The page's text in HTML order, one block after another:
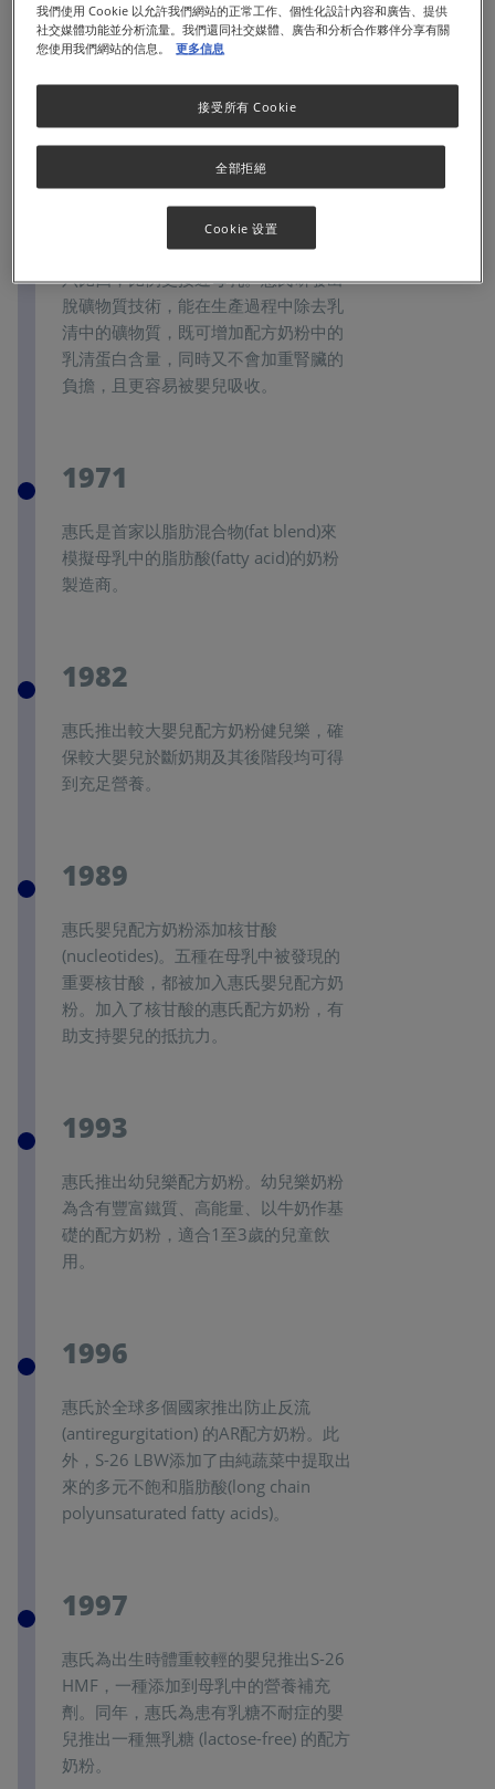
產品標籤和包裝經過改善後，SMA標籤
為業界中最先印有產品到期日的標籤。
1961
而設的商業性銷售配方奶粉，其乳清蛋
白與酪蛋白的比例 (whey-to-casein) 為
六比四，比例更接近母乳。惠氏研發出
脫礦物質技術，能在生產過程中除去乳
清中的礦物質，既可增加配方奶粉中的
乳清蛋白含量，同時又不會加重腎臟的
負擔，且更容易被嬰兒吸收。
1971
惠氏是首家以脂肪混合物(fat blend)來
模擬母乳中的脂肪酸(fatty acid)的奶粉
製造商。
1982
惠氏推出較大嬰兒配方奶粉健兒樂，確
保較大嬰兒於斷奶期及其後階段均可得
到充足營養。
1989
惠氏嬰兒配方奶粉添加核甘酸
(nucleotides)。五種在母乳中被發現的
重要核甘酸，都被加入惠氏嬰兒配方奶
粉。加入了核甘酸的惠氏配方奶粉，有
助支持嬰兒的抵抗力。
1993
惠氏推出幼兒樂配方奶粉。幼兒樂奶粉
為含有豐富鐵質、高能量、以牛奶作基
礎的配方奶粉，適合1至3歲的兒童飲
用。
1996
惠氏於全球多個國家推出防止反流
(antiregurgitation) 的AR配方奶粉。此
外，S-26 LBW添加了由純蔬菜中提取出
來的多元不飽和脂肪酸(long chain
polyunsaturated fatty acids)。
1997
惠氏為出生時體重較輕的嬰兒推出S-26
HMF，一種添加到母乳中的營養補充
劑。同年，惠氏為患有乳糖不耐症的嬰
兒推出一種無乳糖 (lactose-free) 的配方
奶粉。
我們使用 Cookie 以允許我們網站的正常工作、個性化設計內容和廣告、提供
社交媒體功能並分析流量。我們還同社交媒體、廣告和分析合作夥伴分享有關
您使用我們網站的信息。
更多信息
全部拒絕
接受所有 Cookie
Cookie 设置